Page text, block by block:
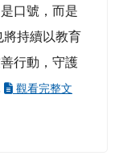
口號，而是
持續以教育
行動，守護
觀看完整文